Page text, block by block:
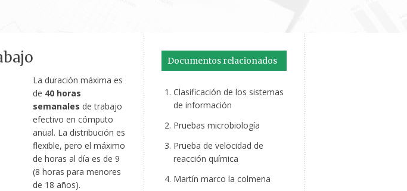
La duración máxima es
de 40 horas
semanales de trabajo
efectivo en cómputo
anual. La distribución es
flexible, pero el máximo
de horas al día es de 9
(8 horas para menores
de 18 años).
Documentos relacionados
Clasificación de los sistemas
de información
Pruebas microbiología
Prueba de velocidad de
reacción química
Martín marco la colmena